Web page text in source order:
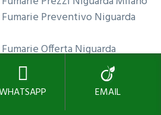
Preventivo Niguarda
Offerta Niguarda
Canne Fumarie
EMAIL